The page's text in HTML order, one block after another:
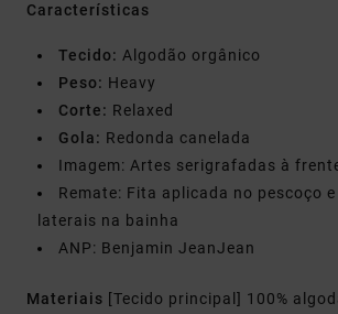
Características
Tecido: Algodão orgânico
Peso: Heavy
Corte: Relaxed
Gola: Redonda canelada
Imagem: Artes serigrafadas à
Remate: Fita aplicada no pescoço
laterais na bainha
ANP: Benjamin JeanJean
Materiais [Tecido principal] 100%